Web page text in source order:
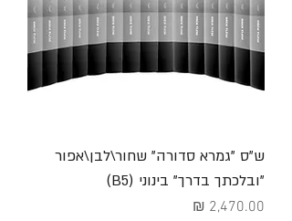
ש"ס "גמרא סדורה" שחור\לבן\אפור
"ובלכתך בדרך" בינוני (B5)
מחיר